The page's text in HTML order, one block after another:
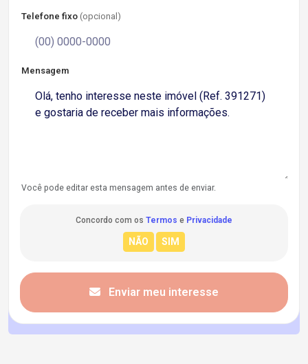
Telefone fixo (opcional)
Mensagem
Você pode editar esta mensagem antes de enviar.
Concordo com os Termos e Privacidade
Enviar meu interesse